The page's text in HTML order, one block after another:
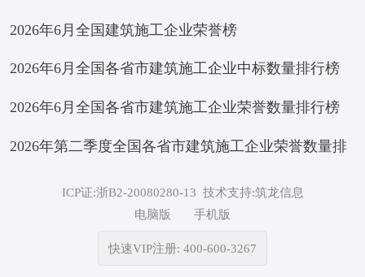
2026年6月全国建筑施工企业荣誉榜
2026年6月全国各省市建筑施工企业中标数量排行榜
2026年6月全国各省市建筑施工企业荣誉数量排行榜
2026年第二季度全国各省市建筑施工企业荣誉数量排
ICP证:浙B2-20080280-13 技术支持:筑龙信息
电脑版
手机版
快速VIP注册: 400-600-3267